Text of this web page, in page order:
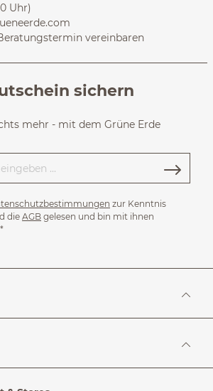
Uhr)
vereinbaren
sichern
mehr - mit dem Grüne Erde
zur Kenntnis
die AGB gelesen und bin mit ihnen
*